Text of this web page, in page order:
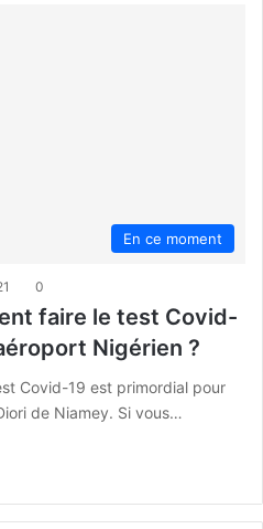
En ce moment
0
faire le test Covid-
Nigérien ?
Covid-19 est primordial pour
de Niamey. Si vous…